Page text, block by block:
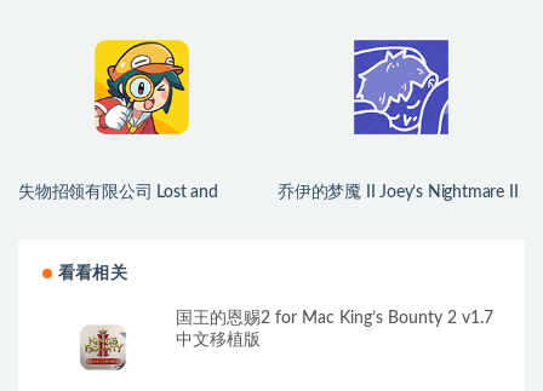
失物招领有限公司 Lost and
乔伊的梦魇 II Joey’s Nightmare II
看看相关
国王的恩赐2 for Mac King’s Bounty 2 v1.7
中文移植版